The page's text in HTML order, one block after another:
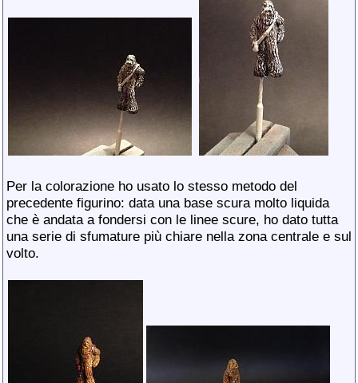
Per la colorazione ho usato lo stesso metodo del
precedente figurino: data una base scura molto liquida
che è andata a fondersi con le linee scure, ho dato tutta
una serie di sfumature più chiare nella zona centrale e sul
volto.